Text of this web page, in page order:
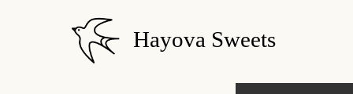
Hayova Sweets